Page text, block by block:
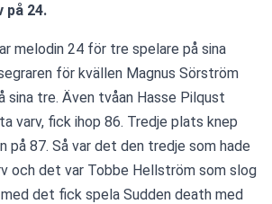
på 24.
melodin 24 för tre spelare på sina
för kvällen Magnus Sörström
sina tre. Även tvåan Hasse Pilqust
varv, fick ihop 86. Tredje plats knep
på 87. Så var det den tredje som hade
och det var Tobbe Hellström som slog
det fick spela Sudden death med